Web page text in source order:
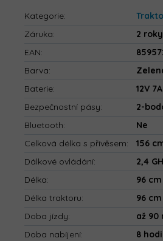
Kategorie:
Záruka:
2 roky
EAN:
Barva:
Baterie:
12V
Bezpečnostní pásy:
2-
Bluetooth:
Ne
Celková délka s přívěsem:
156
Dálkové ovládání:
2,4
Délka:
96 cm
Délka traktoru:
96 cm
Doba jízdy:
až 90
Doba nabíjení:
8